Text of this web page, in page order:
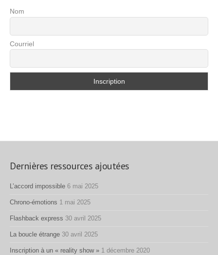
Nom
Courriel
Dernières ressources ajoutées
L’accord impossible 6 mai 2025
Chrono-émotions 1 mai 2025
Flashback express 30 avril 2025
La boucle étrange 30 avril 2025
Inscription à un « reality show » 1 décembre 2020